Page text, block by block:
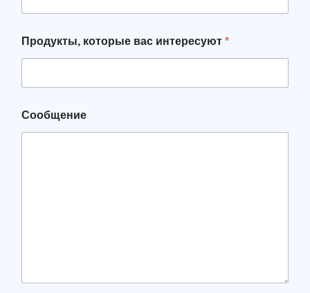
Продукты, которые вас интересуют *
Сообщение